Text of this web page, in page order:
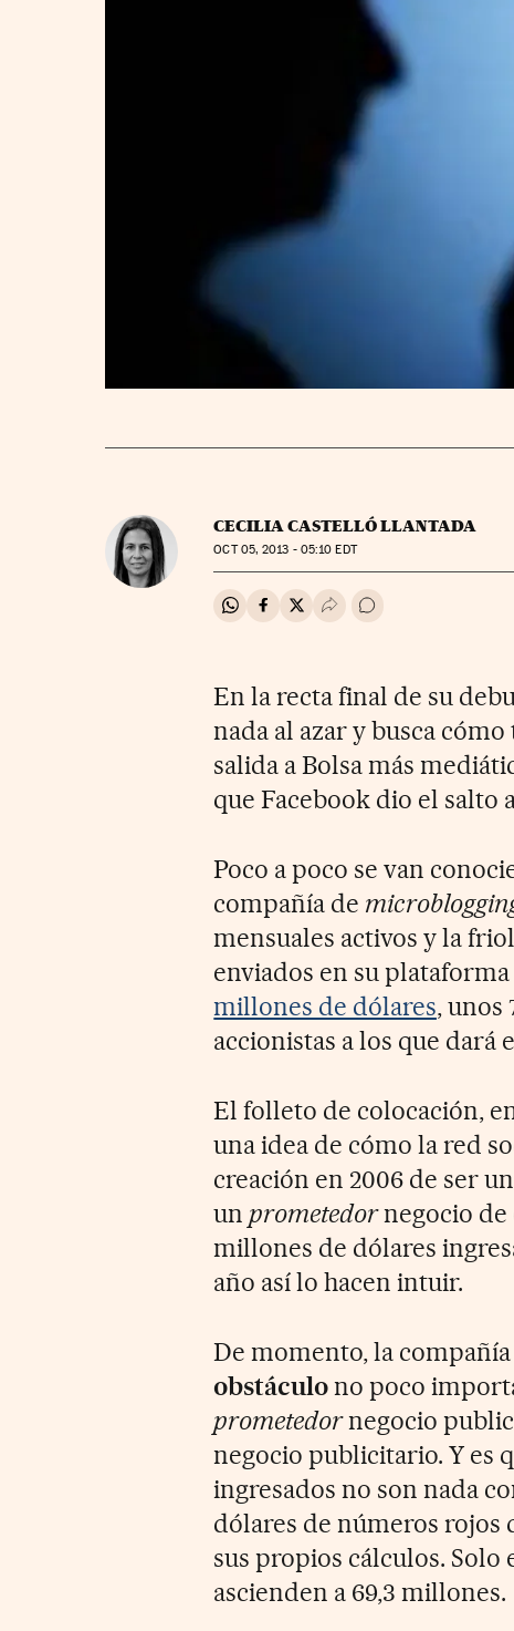
CECILIA CASTELLÓ LLANTADA
OCT05, 2013 - 05:10 EDT
Compartir en Whatsapp
Compartir en Facebook
Compartir en Twitter
Desplegar Redes Sociales
Ir a los comentarios
En la recta final de su
nada al azar y busca
salida a Bolsa más
que Facebook dio el salto
Poco a poco se van
compañía de
mensuales activos y la
enviados en su
millones de dólares, unos
accionistas a los que dará
El folleto de colocación,
una idea de cómo la red
creación en 2006 de ser
un prometedornegocio de
millones de dólares
año así lo hacen intuir.
De momento, la
obstáculono poco
prometedornegocio
negocio publicitario. Y es
ingresados no son nada
dólares de números rojos
sus propios cálculos.
ascienden a 69,3 millones.